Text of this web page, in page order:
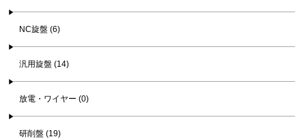
NC旋盤 (6)
汎用旋盤 (14)
放電・ワイヤー (0)
研削盤 (19)